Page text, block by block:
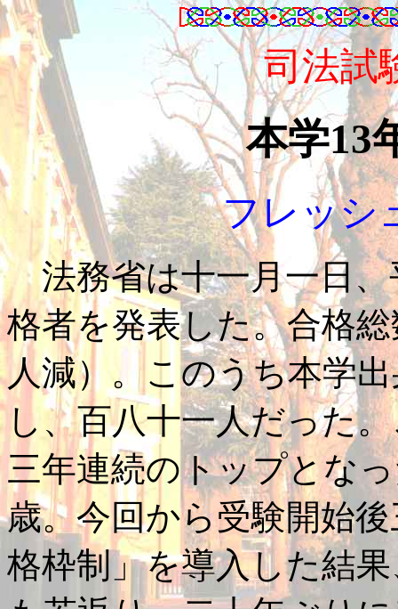
司法試
本学13
フレッシ
法務省は十一月一日、
格者を発表した。合格
人減）。このうち本学
し、百八十一人だった
三年連続のトップとな
歳。今回から受験開始
格枠制」を導入した結